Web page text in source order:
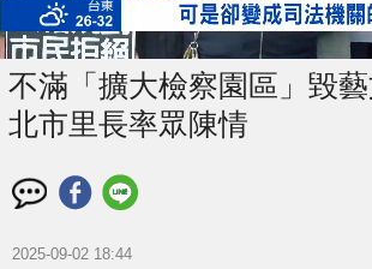
不滿「擴大檢察園區」毀
北市里長率眾陳情
2025-09-02 18:44